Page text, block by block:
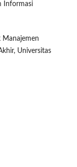
Informasi
Manajemen
Universitas